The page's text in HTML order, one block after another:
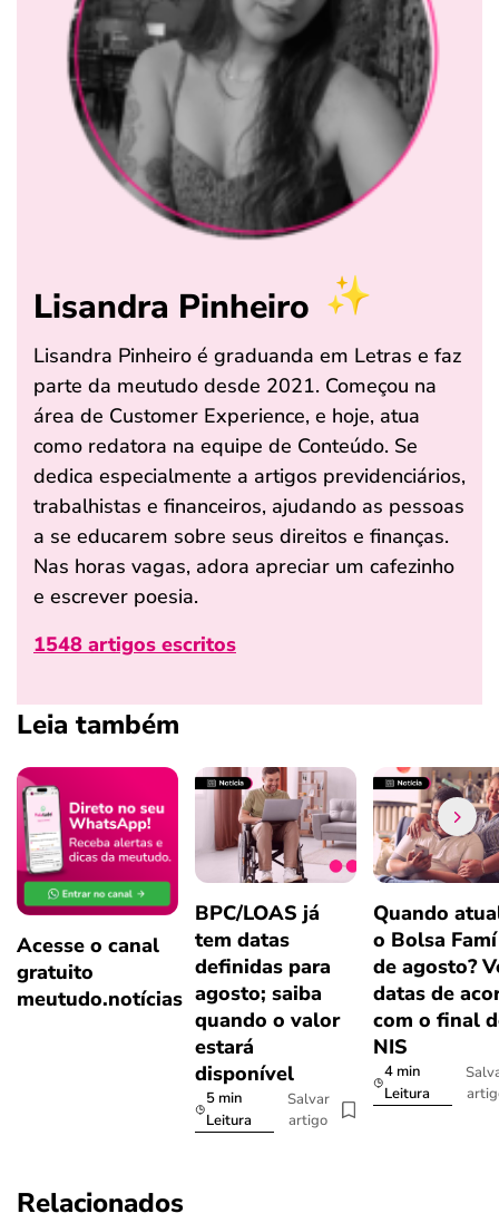
Lisandra Pinheiro
Lisandra Pinheiro é graduanda em Letras e faz
parte da meutudo desde 2021. Começou na
área de Customer Experience, e hoje, atua
como redatora na equipe de Conteúdo. Se
dedica especialmente a artigos previdenciários,
trabalhistas e financeiros, ajudando as pessoas
a se educarem sobre seus direitos e finanças.
Nas horas vagas, adora apreciar um cafezinho
e escrever poesia.
1548 artigos escritos
Leia também
Acesse o canal
gratuito
meutudo.notícias
BPC/LOAS já
tem datas
definidas para
agosto; saiba
quando o valor
estará
disponível
5 min
Leitura
Salvar
artigo
Quando
o Bolsa
de agosto?
datas de
com o final
NIS
4 min
Leitura
Relacionados